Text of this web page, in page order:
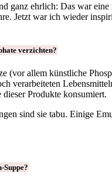
ganz ehrlich: Das war
Jetzt war ich wieder
verzichten?
(vor allem künstliche
verarbeiteten
Produkte konsumiert.
sind sie tabu. Einige
Suppe?